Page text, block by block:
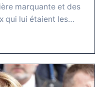
marquante et des
qui lui étaient les…